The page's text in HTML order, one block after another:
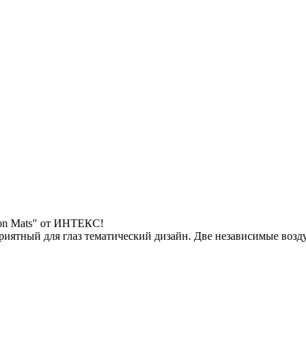
Mats" от ИНТЕКС!
для глаз тематический дизайн. Две независимые